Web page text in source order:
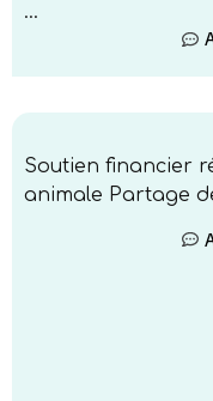
...
Soutien financier
animale Partage